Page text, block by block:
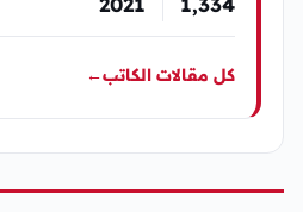
كل مقالات الكاتب←